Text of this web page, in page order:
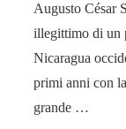
Augusto César
illegittimo di un
Nicaragua
primi anni con
grande …